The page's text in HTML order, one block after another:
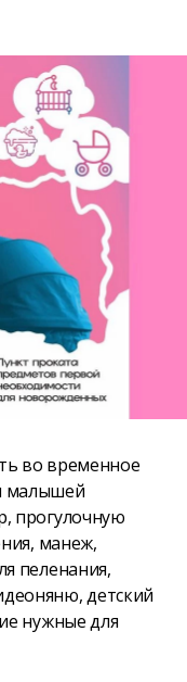
во временное
малышей
прогулочную
манеж,
пеленания,
детский
нужные для